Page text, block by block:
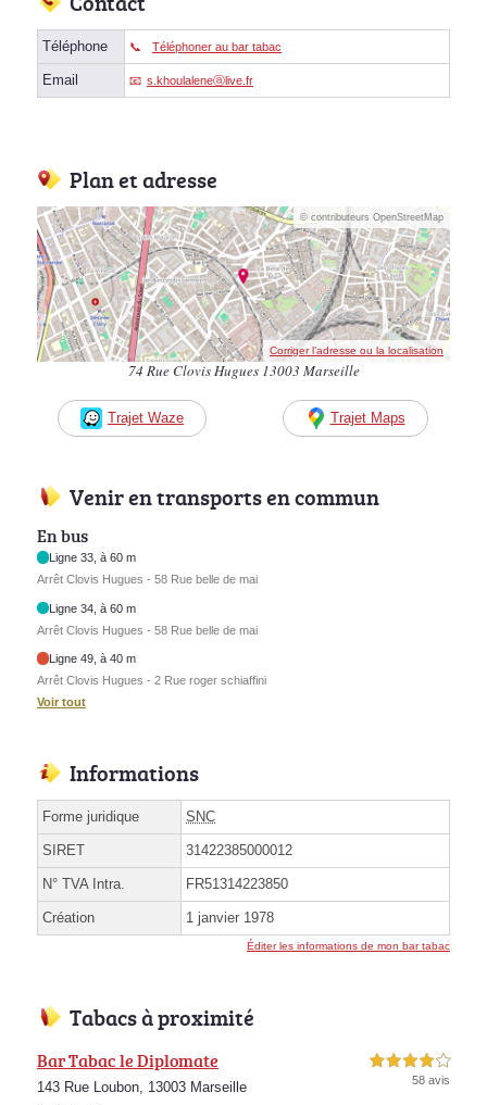
Téléphone Téléphoner au bar tabac
Email s.khoulaleneⓐlive.fr
Plan et adresse
© contributeurs OpenStreetMap
Corriger l’adresse ou la localisation
74 Rue Clovis Hugues 13003 Marseille
Trajet Waze Trajet Maps
Venir en transports en commun
En bus
Ligne 33, à 60 m
Arrêt Clovis Hugues - 58 Rue belle de mai
Ligne 34, à 60 m
Arrêt Clovis Hugues - 58 Rue belle de mai
Ligne 49, à 40 m
Arrêt Clovis Hugues - 2 Rue roger schiaffini
Voir tout
Informations
Forme juridique SNC
SIRET 31422385000012
N° TVA Intra. FR51314223850
Création 1 janvier 1978
Éditer les informations de mon bar tabac
Tabacs à proximité
Bar Tabac le Diplomate
143 Rue Loubon, 13003 Marseille
4,0 étoiles sur 5
58 avis